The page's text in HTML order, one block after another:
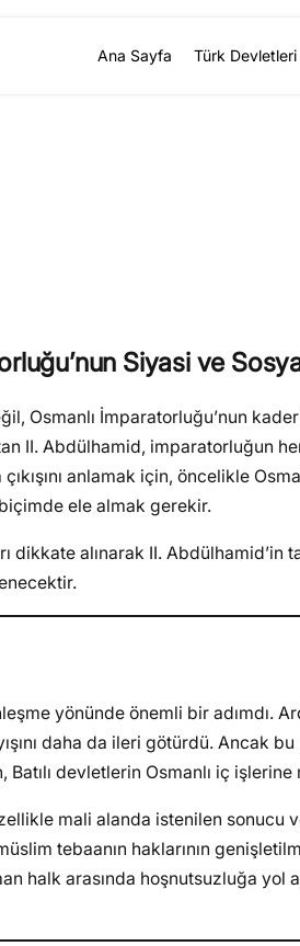
Ana Sayfa Türk Devletleri
Siyasi ve
Osmanlı İmparatorluğu’nun
II. Abdülhamid, imparatorluğun
anlamak için, öncelikle
ele almak gerekir.
alınarak II. Abdülhamid’in
yönünde önemli bir adımdı.
daha da ileri götürdü. Ancak
devletlerin Osmanlı iç
mali alanda istenilen sonucu
tebaanın haklarının
halk arasında hoşnutsuzluğa